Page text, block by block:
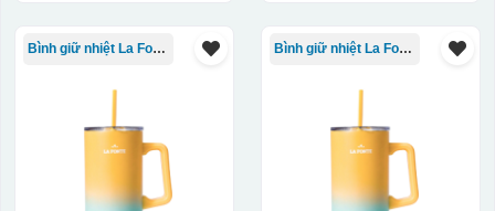
Bình giữ nhiệt La Fonte Bình giữ nhiệt La Fonte